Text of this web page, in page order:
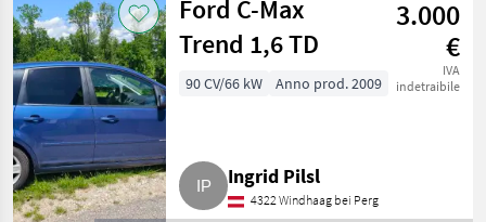
Ford C-Max
Trend 1,6 TD
3.000
€
IVA
indetraibile
90 CV/66 kW Anno prod. 2009
Ingrid Pilsl
4322 Windhaag bei Perg